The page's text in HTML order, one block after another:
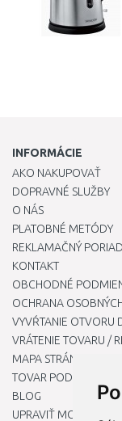
INFORMÁCIE
AKO NAKUPOVAŤ
DOPRAVNÉ SLUŽBY
O NÁS
PLATOBNÉ METÓDY
REKLAMAČNÝ
KONTAKT
OBCHODNÉ
OCHRANA
VYVŔTANIE OTVORU
VRÁTENIE TOVARU /
MAPA STRÁNOK
TOVAR PODĽA
BLOG
UPRAVIŤ MOJE